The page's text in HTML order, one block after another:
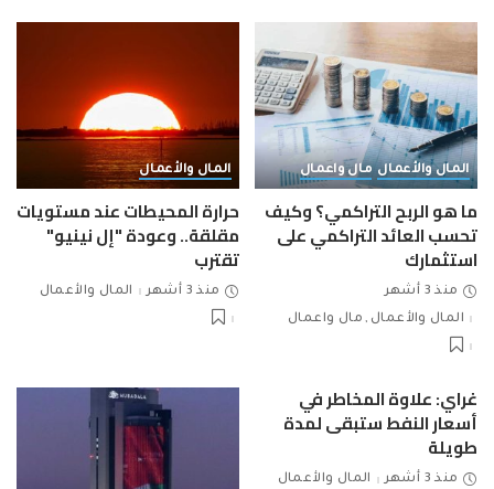
المال والأعمال مال واعمال
ما هو الربح التراكمي؟ وكيف
تحسب العائد التراكمي على
استثمارك
منذ 3 أشهر
المال والأعمال
مال واعمال
المال والأعمال
حرارة المحيطات عند مستويات
مقلقة.. وعودة "إل نينيو"
تقترب
منذ 3 أشهر المال والأعمال
غراي: علاوة المخاطر في
أسعار النفط ستبقى لمدة
طويلة
منذ 3 أشهر المال والأعمال